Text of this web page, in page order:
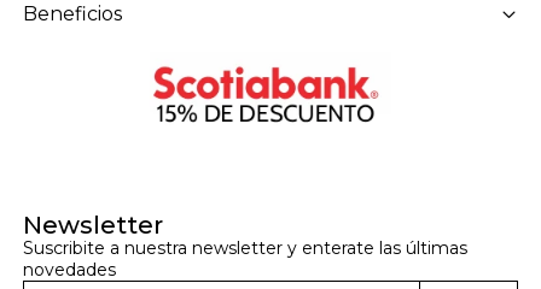
Newsletter
Suscribite a nuestra newsletter y enterate las últimas
novedades
Beneficios